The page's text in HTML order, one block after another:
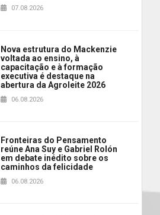
07.08.2026
Nova estrutura do Mackenzie
voltada ao ensino, à
capacitação e à formação
executiva é destaque na
abertura da Agroleite 2026
06.08.2026
Fronteiras do Pensamento
reúne Ana Suy e Gabriel Rolón
em debate inédito sobre os
caminhos da felicidade
06.08.2026